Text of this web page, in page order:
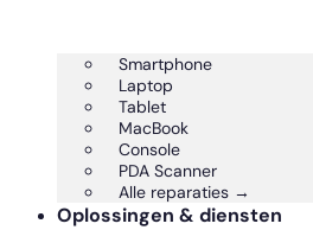
Smartphone
Laptop
Tablet
MacBook
Console
PDA Scanner
Alle reparaties →
Oplossingen & diensten